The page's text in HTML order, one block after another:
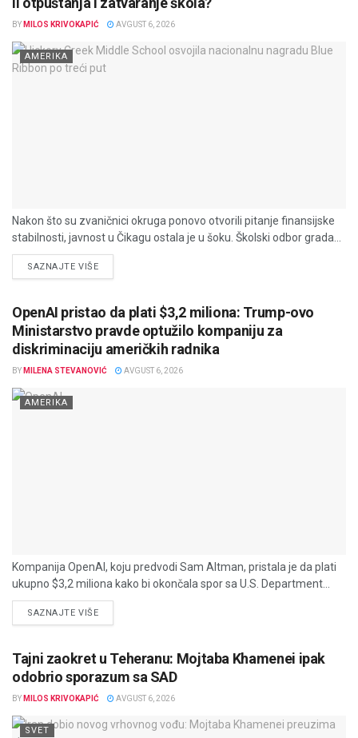
BY MILOS KRIVOKAPIĆ AVGUST 6, 2026
AMERIKA
Nakon što su zvaničnici okruga ponovo otvorili pitanje finansijske
stabilnosti, javnost u Čikagu ostala je u šoku. Školski odbor grada...
SAZNAJTE VIŠEDETAILS
OpenAI pristao da plati $3,2 miliona: Trump-ovo
Ministarstvo pravde optužilo kompaniju za
diskriminaciju američkih radnika
BY MILENA STEVANOVIĆ AVGUST 6, 2026
AMERIKA
Kompanija OpenAI, koju predvodi Sam Altman, pristala je da plati
ukupno $3,2 miliona kako bi okončala spor sa U.S. Department...
SAZNAJTE VIŠEDETAILS
Tajni zaokret u Teheranu: Mojtaba Khamenei ipak
odobrio sporazum sa SAD
BY MILOS KRIVOKAPIĆ AVGUST 6, 2026
SVET